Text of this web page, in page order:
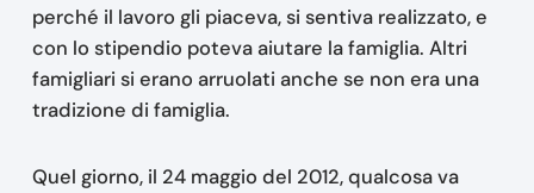
perché il lavoro gli piaceva, si sentiva realizzato, e
con lo stipendio poteva aiutare la famiglia. Altri
famigliari si erano arruolati anche se non era una
tradizione di famiglia.
Quel giorno, il 24 maggio del 2012, qualcosa va